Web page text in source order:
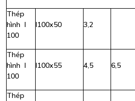
Thép
hình I
100
I100x50 3,2
Thép
hình I
100
I100x55 4,5 6,5
Thép